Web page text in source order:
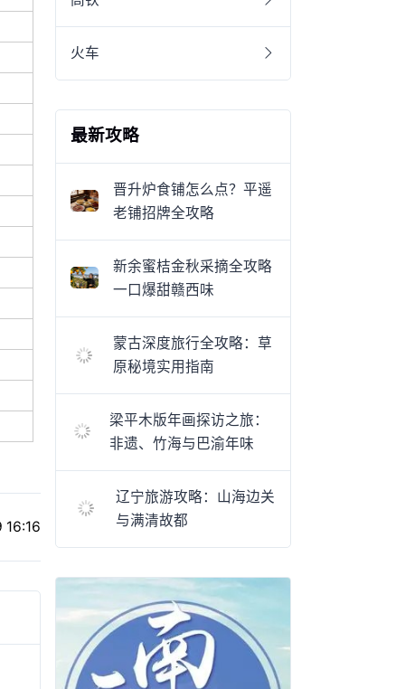
火车
最新攻略
晋升炉食铺怎么点？平遥
老铺招牌全攻略
新余蜜桔金秋采摘全攻略
一口爆甜赣西味
蒙古深度旅行全攻略：草
原秘境实用指南
梁平木版年画探访之旅：
非遗、竹海与巴渝年味
辽宁旅游攻略：山海边关
与满清故都